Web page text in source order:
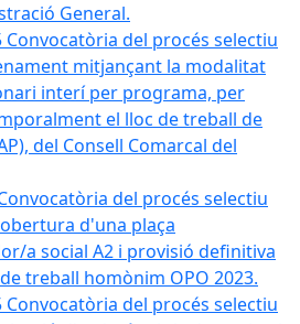
General.
Convocatòria del procés selectiu
mitjançant la modalitat
interí per programa, per
el lloc de treball de
del Consell Comarcal del
del procés selectiu
d'una plaça
a social A2 i provisió definitiva
treball homònim OPO 2023.
Convocatòria del procés selectiu